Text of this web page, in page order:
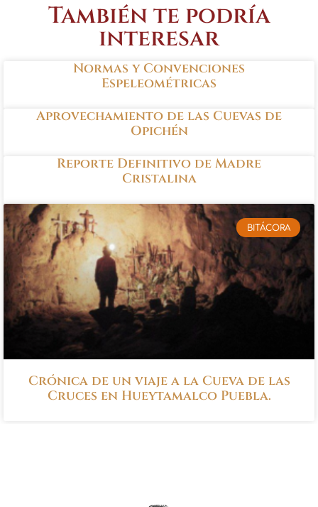
También te podría
interesar
Normas y Convenciones
Espeleométricas
Aprovechamiento de las Cuevas de
Opichén
Reporte Definitivo de Madre
Cristalina
BITÁCORA
Crónica de un viaje a la Cueva de las
Cruces en Hueytamalco Puebla.